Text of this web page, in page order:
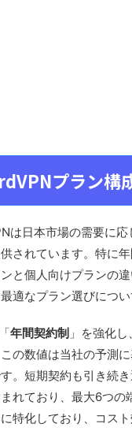
プラン構
は日本市場の需要に
されています。特に
と個人向けプランの
適なプラン選びにつ
年間契約制 」を強化
の数値は当社の予測
。短期契約も引き続
まれており、最大6つ
特化しており、コスト